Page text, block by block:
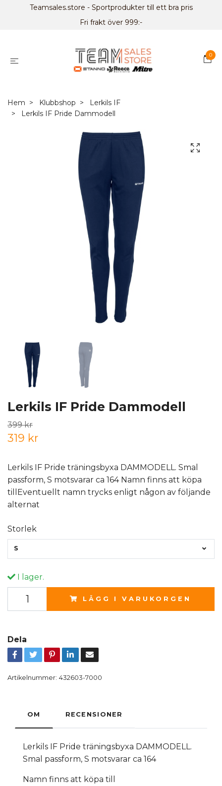
Teamsales.store - Sportprodukter till ett bra pris
Fri frakt över 999:-
0
Hem Klubbshop
Lerkils IF
Lerkils IF Pride Dammodell
Lerkils IF Pride Dammodell
399 kr
319 kr
Lerkils IF Pride träningsbyxa DAMMODELL. Smal
passform, S motsvarar ca 164 Namn finns att köpa
tillEventuellt namn trycks enligt någon av följande
alternat
Storlek
S
I lager.
LÄGG I VARUKORGEN
Dela
Artikelnummer: 432603-7000
OM RECENSIONER
Lerkils IF Pride träningsbyxa DAMMODELL.
Smal passform, S motsvarar ca 164
Namn finns att köpa till